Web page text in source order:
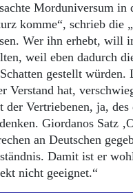
Morduniversum in
komme“, schrieb die
Wer ihn erhebt, will
weil eben dadurch
gestellt würden.
Verstand hat,
der Vertriebenen, ja,
Giordanos Satz
an Deutschen
Damit ist er
nicht geeignet.“